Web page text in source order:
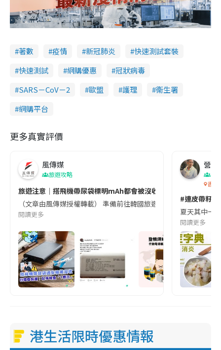
著數 疫情 新冠肺炎
快速測試套裝
快速測試
網購優惠
冠狀病毒
SARS－CoV－2
歐盟 護理
衞生署
網購平台
更多真實評價
風傳媒
旅遊攻略
旅遊注意｜搭飛機帶尿袋標明mAh都會被沒收😱出發前切記檢查
（文章由風傳媒授權轉載） 準備前往韓國旅遊的民眾，近期要
閱讀更多
營養
香港
#連皮帶籽
夏天其中一
閱讀更多
港生活限時優惠情報